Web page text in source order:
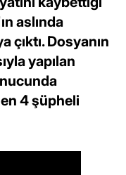
aslında
Dosyanın
yapılan
4 şüpheli